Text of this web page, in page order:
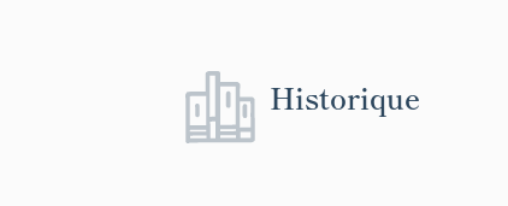
Historique